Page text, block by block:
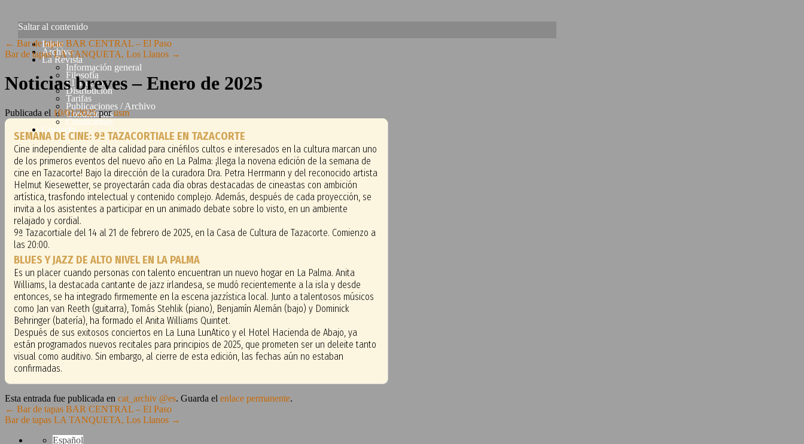
Saltar al contenido
Inicio
Archivo
La Revista
Información general
Filosofía
El hacedor
Distribución
Tarifas
Publicaciones / Archivo
Condiciones
Condiciones
Contacto
← Bar de tapas BAR CENTRAL – El Paso
Bar de tapas LA TANQUETA, Los Llanos →
Noticias breves – Enero de 2025
Publicada el 10/01/2025 por usm
SEMANA DE CINE: 9ª TAZACORTIALE EN TAZACORTE
Cine independiente de alta calidad para cinéfilos cultos e interesados en la cultura marcan uno
de los primeros eventos del nuevo año en La Palma: ¡llega la novena edición de la semana de
cine en Tazacorte! Bajo la dirección de la curadora Dra. Petra Herrmann y del reconocido artista
Helmut Kiesewetter, se proyectarán cada día obras destacadas de cineastas con ambición
artística, trasfondo intelectual y contenido complejo. Además, después de cada proyección, se
invita a los asistentes a participar en un animado debate sobre lo visto, en un ambiente
relajado y cordial.
9ª Tazacortiale del 14 al 21 de febrero de 2025, en la Casa de Cultura de Tazacorte. Comienzo a
las 20:00.
BLUES Y JAZZ DE ALTO NIVEL EN LA PALMA
Es un placer cuando personas con talento encuentran un nuevo hogar en La Palma. Anita
Williams, la destacada cantante de jazz irlandesa, se mudó recientemente a la isla y desde
entonces, se ha integrado firmemente en la escena jazzística local. Junto a talentosos músicos
como Jan van Reeth (guitarra), Tomás Stehlik (piano), Benjamín Alemán (bajo) y Dominick
Behringer (batería), ha formado el Anita Williams Quintet.
Después de sus exitosos conciertos en La Luna LunAtico y el Hotel Hacienda de Abajo, ya
están programados nuevos recitales para principios de 2025, que prometen ser un deleite tanto
visual como auditivo. Sin embargo, al cierre de esta edición, las fechas aún no estaban
confirmadas.
Esta entrada fue publicada en cat_archiv @es. Guarda el enlace permanente.
← Bar de tapas BAR CENTRAL – El Paso
Bar de tapas LA TANQUETA, Los Llanos →
Español